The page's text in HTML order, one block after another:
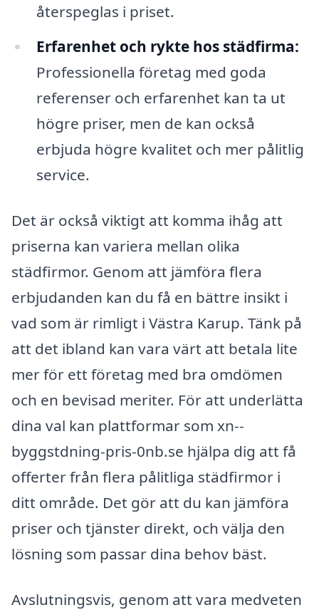
återspeglas i priset.
Erfarenhet och rykte hos städfirma:
Professionella företag med goda
referenser och erfarenhet kan ta ut
högre priser, men de kan också
erbjuda högre kvalitet och mer pålitlig
service.
Det är också viktigt att komma ihåg att
priserna kan variera mellan olika
städfirmor. Genom att jämföra flera
erbjudanden kan du få en bättre insikt i
vad som är rimligt i Västra Karup. Tänk på
att det ibland kan vara värt att betala lite
mer för ett företag med bra omdömen
och en bevisad meriter. För att underlätta
dina val kan plattformar som xn--
byggstdning-pris-0nb.se hjälpa dig att få
offerter från flera pålitliga städfirmor i
ditt område. Det gör att du kan jämföra
priser och tjänster direkt, och välja den
lösning som passar dina behov bäst.
Avslutningsvis, genom att vara medveten